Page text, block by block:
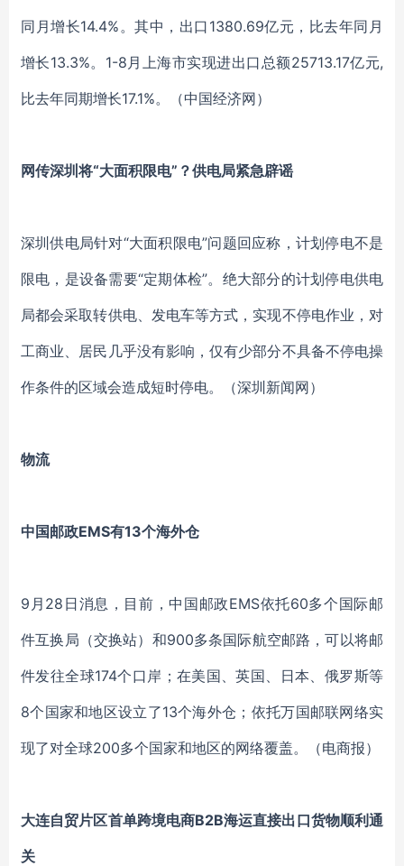
同月增长14.4%。其中，出口1380.69亿元，比去年同月
增长13.3%。1-8月上海市实现进出口总额25713.17亿元,
比去年同期增长17.1%。（中国经济网）
网传深圳将“大面积限电”？供电局紧急辟谣
深圳供电局针对“大面积限电”问题回应称，计划停电不是
限电，是设备需要“定期体检”。绝大部分的计划停电供电
局都会采取转供电、发电车等方式，实现不停电作业，对
工商业、居民几乎没有影响，仅有少部分不具备不停电操
作条件的区域会造成短时停电。（深圳新闻网）
物流
中国邮政EMS有13个海外仓
9月28日消息，目前，中国邮政EMS依托60多个国际邮
件互换局（交换站）和900多条国际航空邮路，可以将邮
件发往全球174个口岸；在美国、英国、日本、俄罗斯等
8个国家和地区设立了13个海外仓；依托万国邮联网络实
现了对全球200多个国家和地区的网络覆盖。（电商报）
大连自贸片区首单跨境电商B2B海运直接出口货物顺利通
关